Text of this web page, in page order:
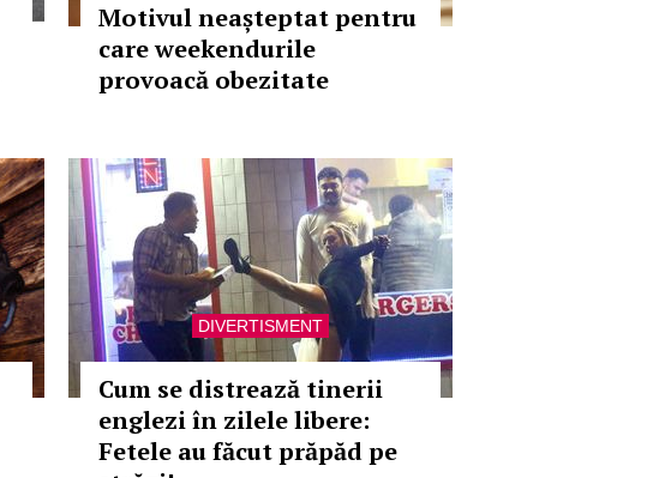
Motivul neașteptat pentru
care weekendurile
provoacă obezitate
DIVERTISMENT
Cum se distrează tinerii
englezi în zilele libere:
Fetele au făcut prăpăd pe